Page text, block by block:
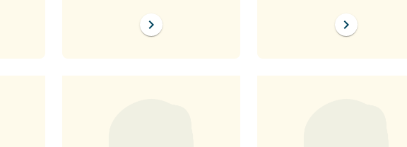
chevron_right chevron_right